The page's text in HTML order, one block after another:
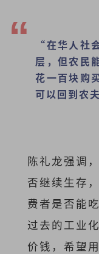
“在华人社
层，但农民
花一百块购
可以回到农
陈礼龙强调
否继续生存
费者是否能
过去的工业
价钱，希望